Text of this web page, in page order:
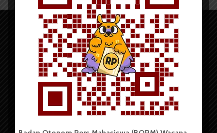
Copyright © 2023. All rights reserved BOPM WACANA.